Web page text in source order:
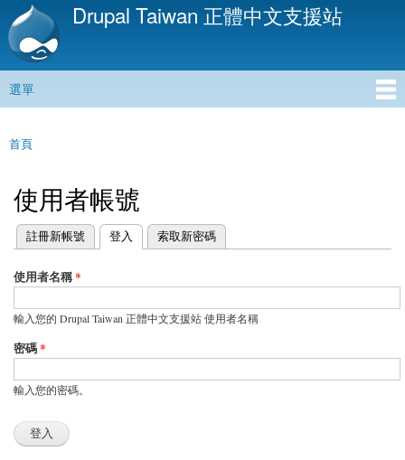
移
內
Drupal Taiwan 正體中文支援站
主選單
選單
您在這裡
首頁
使用者帳號
主要索引標籤
註冊新帳號 登入
(作用中頁籤) 索取新密碼
使用者名稱*
輸入您的 Drupal Taiwan 正體中文支援站 使用者名稱
密碼*
輸入您的密碼。